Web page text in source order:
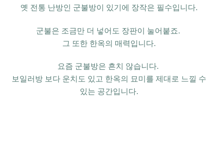
옛 전통 난방인 군불방이 있기에 장작은 필수입니다.
군불은 조금만 더 넣어도 장판이
눌어붙죠.
그 또한 한옥의 매력입니다.
요즘 군불방은 흔치 않습니다.
보일러방 보다 운치도 있고 한옥의 묘미를 제대로 느낄 수
있는 공간입니다.